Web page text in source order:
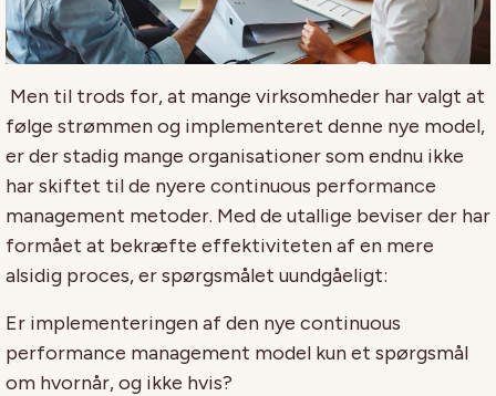
Men til trods for, at mange virksomheder har valgt at
følge strømmen og implementeret denne nye model,
er der stadig mange organisationer som endnu ikke
har skiftet til de nyere continuous performance
management metoder. Med de utallige beviser der har
formået at bekræfte effektiviteten af en mere
alsidig proces, er spørgsmålet uundgåeligt:
Er implementeringen af den nye continuous
performance management model kun et spørgsmål
om hvornår, og ikke hvis?